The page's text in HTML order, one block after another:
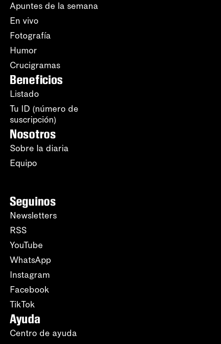
Apuntes de la semana
En vivo
Fotografía
Humor
Crucigramas
Beneficios
Listado
Tu ID (número de
suscripción)
Nosotros
Sobre la diaria
Equipo
Seguinos
Newsletters
RSS
YouTube
WhatsApp
Instagram
Facebook
TikTok
Ayuda
Centro de ayuda